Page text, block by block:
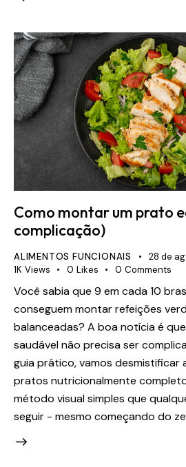
Como montar um prato
complicação)
ALIMENTOS FUNCIONAIS
28 de
1K Views 0 Likes 0 Comments
Você sabia que 9 em cada 10
conseguem montar refeições
balanceadas? A boa notícia é
saudável não precisa ser
guia prático, vamos desmistificar
pratos nutricionalmente
método visual simples que
seguir - mesmo começando do